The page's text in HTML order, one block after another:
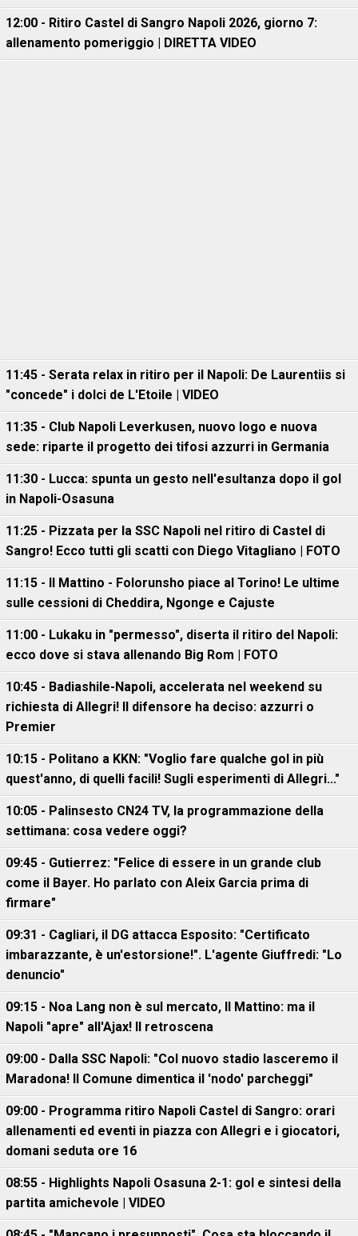
12:00 - Ritiro Castel di Sangro Napoli 2026, giorno 7:
allenamento pomeriggio | DIRETTA VIDEO
11:45 - Serata relax in ritiro per il Napoli: De Laurentiis si
"concede" i dolci de L'Etoile | VIDEO
11:35 - Club Napoli Leverkusen, nuovo logo e nuova
sede: riparte il progetto dei tifosi azzurri in Germania
11:30 - Lucca: spunta un gesto nell'esultanza dopo il gol
in Napoli-Osasuna
11:25 - Pizzata per la SSC Napoli nel ritiro di Castel di
Sangro! Ecco tutti gli scatti con Diego Vitagliano | FOTO
11:15 - Il Mattino - Folorunsho piace al Torino! Le ultime
sulle cessioni di Cheddira, Ngonge e Cajuste
11:00 - Lukaku in "permesso", diserta il ritiro del Napoli:
ecco dove si stava allenando Big Rom | FOTO
10:45 - Badiashile-Napoli, accelerata nel weekend su
richiesta di Allegri! Il difensore ha deciso: azzurri o
Premier
10:15 - Politano a KKN: "Voglio fare qualche gol in più
quest'anno, di quelli facili! Sugli esperimenti di Allegri..."
10:05 - Palinsesto CN24 TV, la programmazione della
settimana: cosa vedere oggi?
09:45 - Gutierrez: "Felice di essere in un grande club
come il Bayer. Ho parlato con Aleix Garcia prima di
firmare"
09:31 - Cagliari, il DG attacca Esposito: "Certificato
imbarazzante, è un'estorsione!". L'agente Giuffredi: "Lo
denuncio"
09:15 - Noa Lang non è sul mercato, Il Mattino: ma il
Napoli "apre" all'Ajax! Il retroscena
09:00 - Dalla SSC Napoli: "Col nuovo stadio lasceremo il
Maradona! Il Comune dimentica il 'nodo' parcheggi"
09:00 - Programma ritiro Napoli Castel di Sangro: orari
allenamenti ed eventi in piazza con Allegri e i giocatori,
domani seduta ore 16
08:55 - Highlights Napoli Osasuna 2-1: gol e sintesi della
partita amichevole | VIDEO